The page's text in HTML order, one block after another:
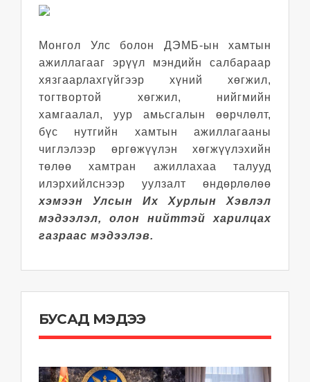
Монгол Улс болон ДЭМБ-ын хамтын
ажиллагааг эрүүл мэндийн салбараар
хязгаарлахгүйгээр хүний хөгжил,
тогтвортой хөгжил, нийгмийн
хамгаалал, уур амьсгалын өөрчлөлт,
бүс нутгийн хамтын ажиллагааны
чиглэлээр өргөжүүлэн хөгжүүлэхийн
төлөө хамтран ажиллахаа талууд
илэрхийлснээр уулзалт өндөрлөлөө
хэмээн Улсын Их Хурлын Хэвлэл
мэдээлэл, олон нийттэй харилцах
газраас мэдээлэв.
БУСАД МЭДЭЭ